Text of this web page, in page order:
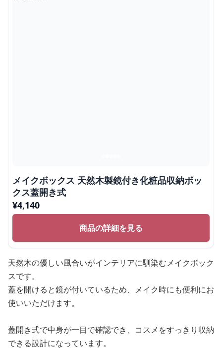
メイクボックス 天然木製鏡付き化粧品収納ボッ
クス蓋開き式
¥4,140
商品の詳細を見る
天然木の優しい風合いがインテリアに馴染むメイクボック
スです。
蓋を開けると鏡が付いているため、メイク時にも便利にお
使いいただけます。
蓋開き式で中身が一目で確認でき、コスメをすっきり収納
できる設計になっています。